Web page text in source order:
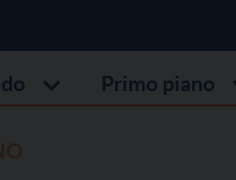
Primo piano